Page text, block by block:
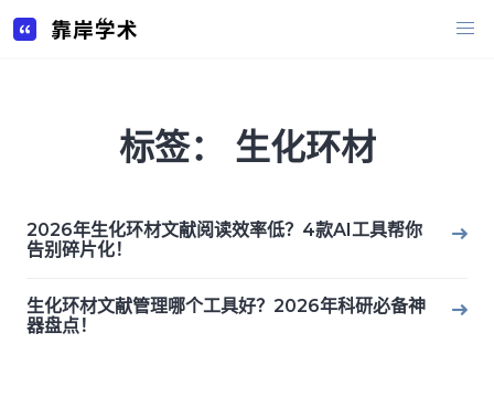
Skip
to
标签： 生化环材
2026年生化环材文献阅读效率低？4款AI工具帮你
告别碎片化！
生化环材文献管理哪个工具好？2026年科研必备神
器盘点！